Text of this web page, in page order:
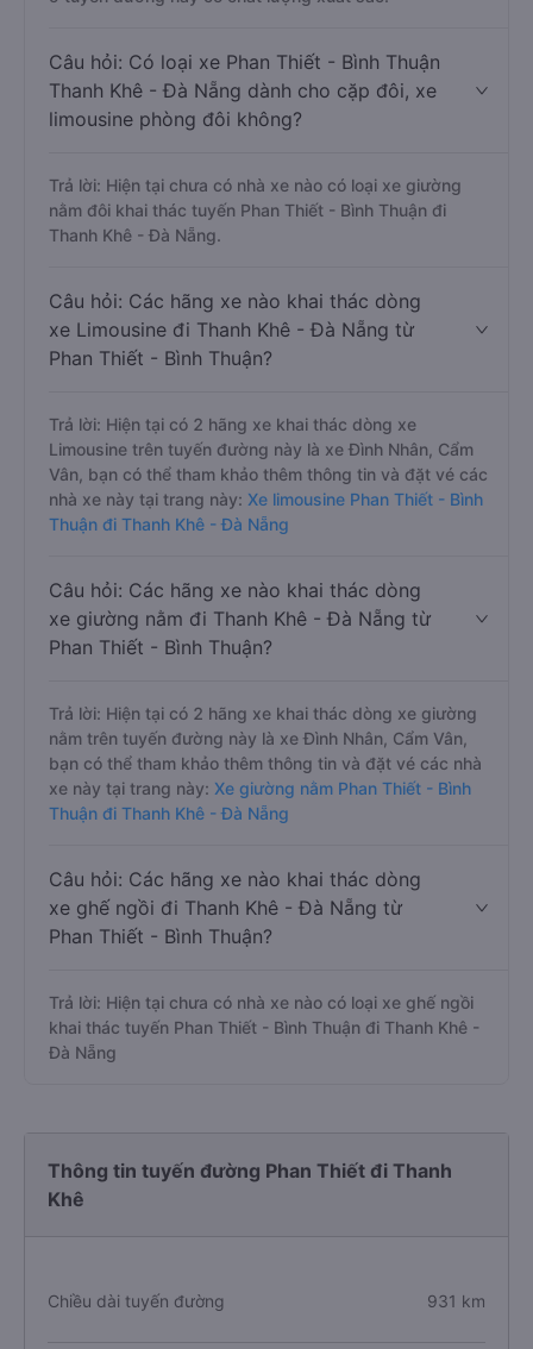
Câu hỏi: Có loại xe Phan Thiết - Bình Thuận
Thanh Khê - Đà Nẵng dành cho cặp đôi, xe
limousine phòng đôi không?
Trả lời: Hiện tại chưa có nhà xe nào có loại xe giường
nằm đôi khai thác tuyến Phan Thiết - Bình Thuận đi
Thanh Khê - Đà Nẵng.
Câu hỏi: Các hãng xe nào khai thác dòng
xe Limousine đi Thanh Khê - Đà Nẵng từ
Phan Thiết - Bình Thuận?
Trả lời: Hiện tại có 2 hãng xe khai thác dòng xe
Limousine trên tuyến đường này là xe Đình Nhân, Cẩm
Vân, bạn có thể tham khảo thêm thông tin và đặt vé các
nhà xe này tại trang này: Xe limousine Phan Thiết - Bình
Thuận đi Thanh Khê - Đà Nẵng
Câu hỏi: Các hãng xe nào khai thác dòng
xe giường nằm đi Thanh Khê - Đà Nẵng từ
Phan Thiết - Bình Thuận?
Trả lời: Hiện tại có 2 hãng xe khai thác dòng xe giường
nằm trên tuyến đường này là xe Đình Nhân, Cẩm Vân,
bạn có thể tham khảo thêm thông tin và đặt vé các nhà
xe này tại trang này: Xe giường nằm Phan Thiết - Bình
Thuận đi Thanh Khê - Đà Nẵng
Câu hỏi: Các hãng xe nào khai thác dòng
xe ghế ngồi đi Thanh Khê - Đà Nẵng từ
Phan Thiết - Bình Thuận?
Trả lời: Hiện tại chưa có nhà xe nào có loại xe ghế ngồi
khai thác tuyến Phan Thiết - Bình Thuận đi Thanh Khê -
Đà Nẵng
Thông tin tuyến đường Phan Thiết đi Thanh
Khê
Chiều dài tuyến đường 931 km